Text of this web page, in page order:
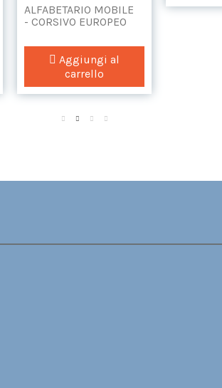
ALFABETARIO MOBILE
- CORSIVO EUROPEO
Aggiungi al
carrello